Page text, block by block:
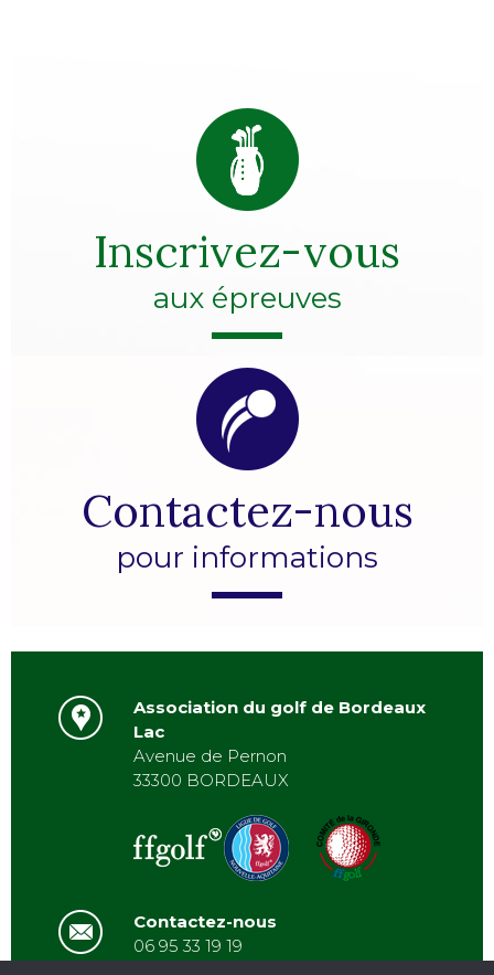
Inscrivez-vous
aux épreuves
Contactez-nous
pour informations
Association du golf de Bordeaux
Lac
Avenue de Pernon
33300 BORDEAUX
Contactez-nous
06 95 33 19 19